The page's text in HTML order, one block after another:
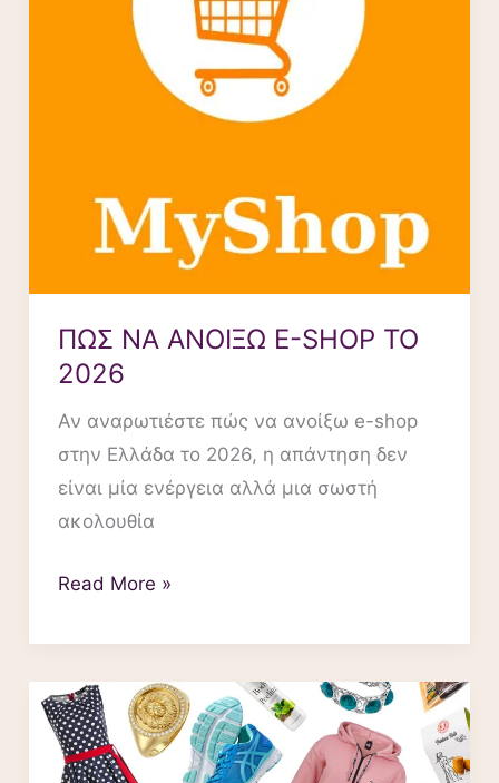
ΠΩΣ ΝΑ ΑΝΟΙΞΩ E-SHOP TO
2026
Αν αναρωτιέστε πώς να ανοίξω e-shop
στην Ελλάδα το 2026, η απάντηση δεν
είναι μία ενέργεια αλλά μια σωστή
ακολουθία
Read More »
Produktfotografie